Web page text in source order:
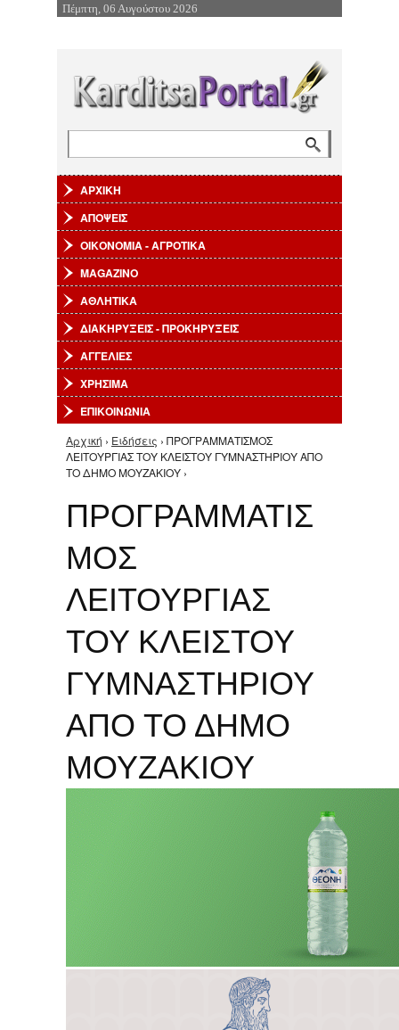
Επιστροφή στην Πλοήγηση
Πέμπτη, 06 Αυγούστου 2026
ΑΡΧΙΚΗ
ΑΠΟΨΕΙΣ
ΟΙΚΟΝΟΜΙΑ - ΑΓΡΟΤΙΚΑ
MAGAZINO
ΑΘΛΗΤΙΚΑ
ΔΙΑΚΗΡΥΞΕΙΣ - ΠΡΟΚΗΡΥΞΕΙΣ
ΑΓΓΕΛΙΕΣ
ΧΡΗΣΙΜΑ
ΕΠΙΚΟΙΝΩΝΙΑ
Είστε εδώ
Αρχική › Ειδήσεις › ΠΡΟΓΡΑΜΜΑΤΙΣΜΟΣ
ΛΕΙΤΟΥΡΓΙΑΣ ΤΟΥ ΚΛΕΙΣΤΟΥ ΓΥΜΝΑΣΤΗΡΙΟΥ ΑΠΟ
ΤΟ ΔΗΜΟ ΜΟΥΖΑΚΙΟΥ ›
ΠΡΟΓΡΑΜΜΑΤΙΣ
ΜΟΣ
ΛΕΙΤΟΥΡΓΙΑΣ
ΤΟΥ ΚΛΕΙΣΤΟΥ
ΓΥΜΝΑΣΤΗΡΙΟΥ
ΑΠΟ ΤΟ ΔΗΜΟ
ΜΟΥΖΑΚΙΟΥ